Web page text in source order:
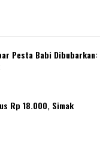
Pesta Babi Dibubarkan:
Rp 18.000, Simak